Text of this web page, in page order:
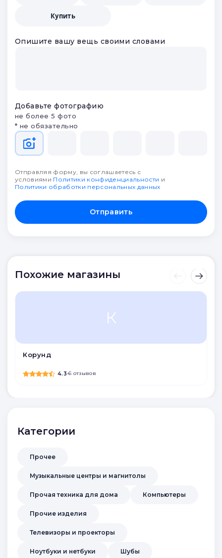
Купить
Опишите вашу вещь своими словами
Добавьте фотографию
не более 5 фото
* не обязательно
Отправляя форму, вы соглашаетесь с
условиями Политики конфиденциальности и
Политики обработки персональных данных
Отправить
Похожие магазины
К
Корунд
4.3•6 отзывов
Категории
Прочее
Музыкальные центры и магнитолы
Прочая техника для дома Компьютеры
Прочие изделия
Телевизоры и проекторы
Ноутбуки и нетбуки Шубы